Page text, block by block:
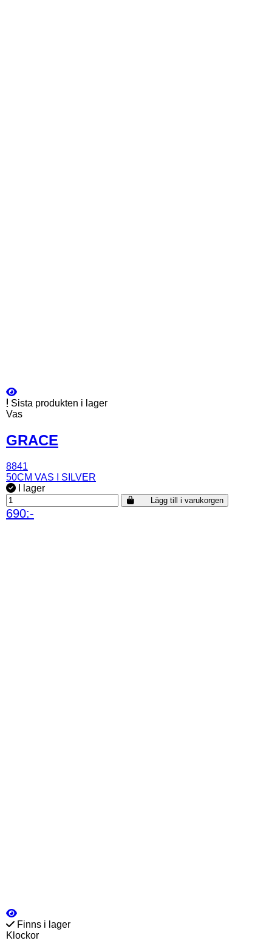
Sista produkten i lager
Vas
GRACE
8841
50CM VAS I SILVER
I lager
Lägg till i varukorgen
690:-
Finns i lager
Klockor